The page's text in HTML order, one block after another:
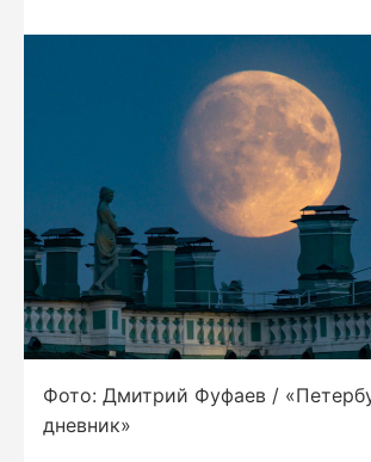
Фото: Дмитрий Фуфаев /
дневник»